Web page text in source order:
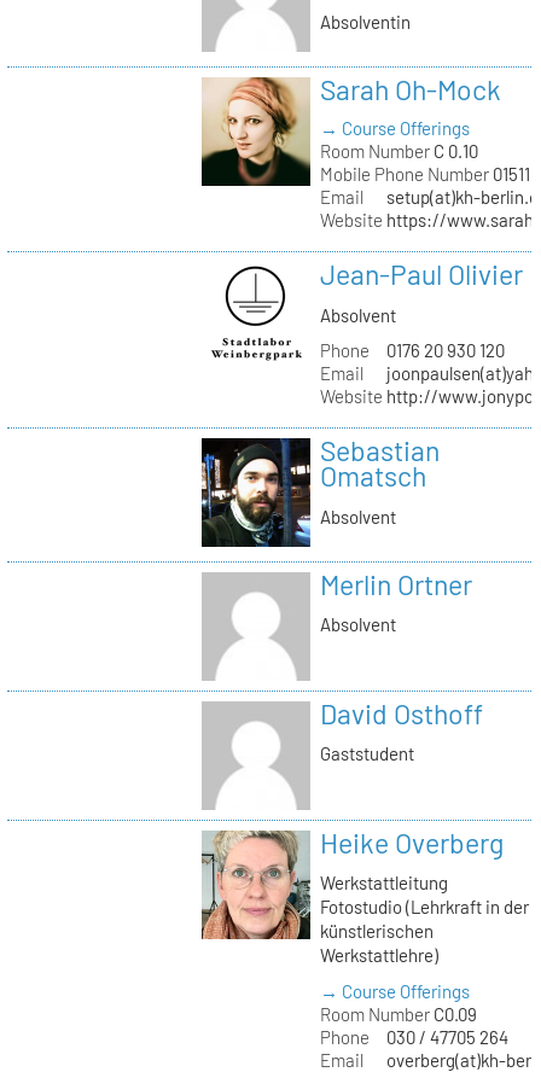
Absolventin
Sarah Oh-Mock
→ Course Offerings
Room NumberC 0.10
Mobile Phone Number01511
Email
setup(at)kh-
Website https://
Jean-Paul Olivier
Absolvent
Phone
0176 20 930 120
Email
Website http://
Sebastian
Omatsch
Absolvent
Merlin Ortner
Absolvent
David Osthoff
Gaststudent
Heike Overberg
Werkstattleitung
Fotostudio (Lehrkraft in der
künstlerischen
Werkstattlehre)
→ Course Offerings
Room NumberC0.09
Phone
030 / 47705 264
Email
overberg(at)kh-